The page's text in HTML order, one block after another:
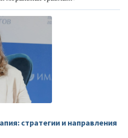
стратегии и направления